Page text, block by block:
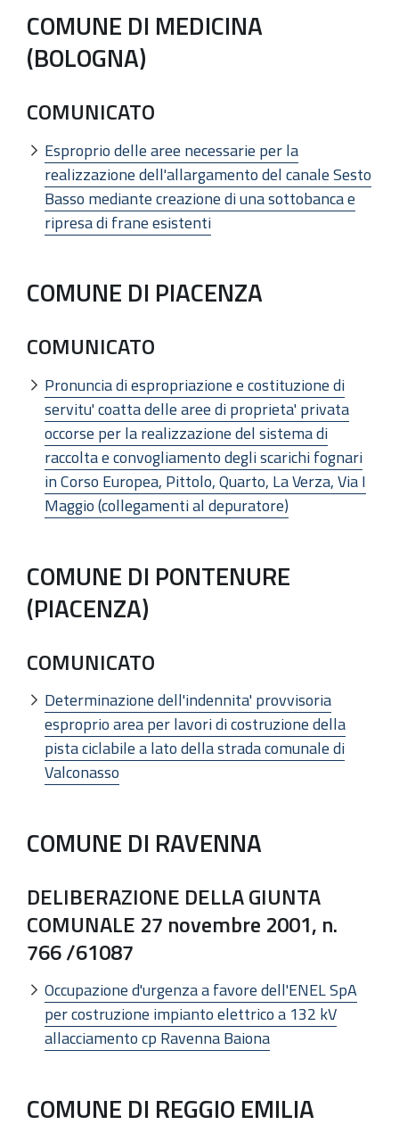
COMUNE DI MEDICINA
(BOLOGNA)
COMUNICATO
Esproprio delle aree necessarie per la
realizzazione dell'allargamento del canale Sesto
Basso mediante creazione di una sottobanca e
ripresa di frane esistenti
COMUNE DI PIACENZA
COMUNICATO
Pronuncia di espropriazione e costituzione di
servitu' coatta delle aree di proprieta' privata
occorse per la realizzazione del sistema di
raccolta e convogliamento degli scarichi fognari
in Corso Europea, Pittolo, Quarto, La Verza, Via I
Maggio (collegamenti al depuratore)
COMUNE DI PONTENURE
(PIACENZA)
COMUNICATO
Determinazione dell'indennita' provvisoria
esproprio area per lavori di costruzione della
pista ciclabile a lato della strada comunale di
Valconasso
COMUNE DI RAVENNA
DELIBERAZIONE DELLA GIUNTA
COMUNALE 27 novembre 2001, n.
766 /61087
Occupazione d'urgenza a favore dell'ENEL SpA
per costruzione impianto elettrico a 132 kV
allacciamento cp Ravenna Baiona
COMUNE DI REGGIO EMILIA